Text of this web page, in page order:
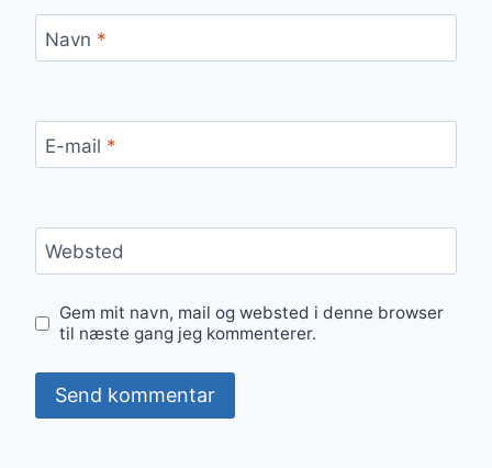
Navn *
E-mail *
Websted
Gem mit navn, mail og websted i denne browser
til næste gang jeg kommenterer.